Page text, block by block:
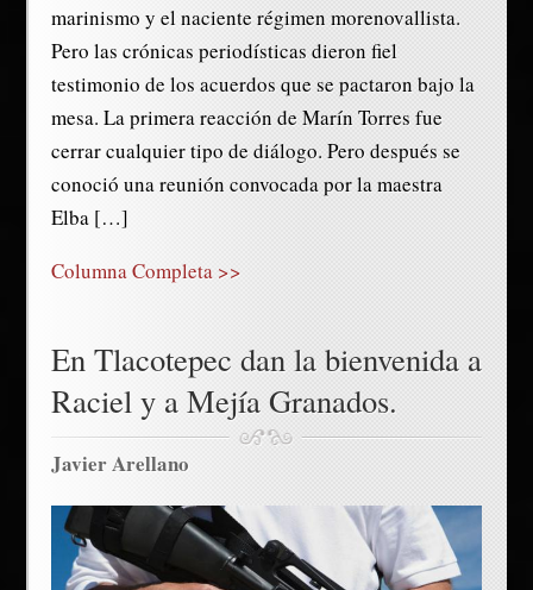
marinismo y el naciente régimen morenovallista.
Pero las crónicas periodísticas dieron fiel
testimonio de los acuerdos que se pactaron bajo la
mesa. La primera reacción de Marín Torres fue
cerrar cualquier tipo de diálogo. Pero después se
conoció una reunión convocada por la maestra
Elba […]
Columna Completa >>
En Tlacotepec dan la bienvenida a
Raciel y a Mejía Granados.
Javier Arellano